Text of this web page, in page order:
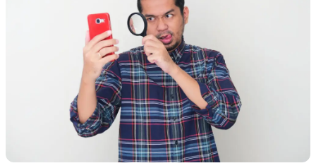
เช็คเพจปลอม เช็คเครดิตแม่ค้า ยังไงให้ไม่โดนโกง
สรุป การเช็คเลขบัญชีมิจฉาชีพ รายชื่อห้ามโอนเงิน 2569